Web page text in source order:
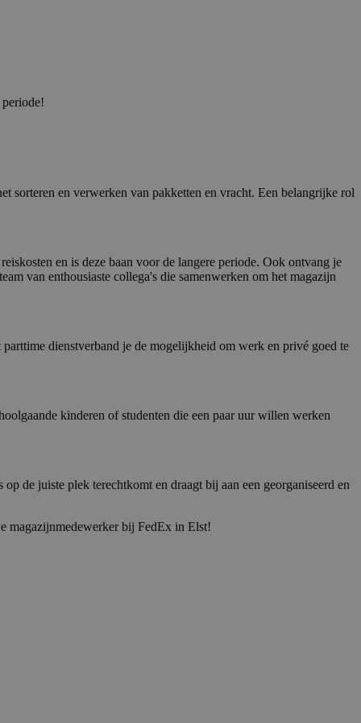
en verwerken van pakketten en vracht. Een belangrijke rol
en is deze baan voor de langere periode. Ook ontvang je
van enthousiaste collega's die samenwerken om het magazijn
dienstverband je de mogelijkheid om werk en privé goed te
kinderen of studenten die een paar uur willen werken
de juiste plek terechtkomt en draagt bij aan een georganiseerd en
magazijnmedewerker bij FedEx in Elst!